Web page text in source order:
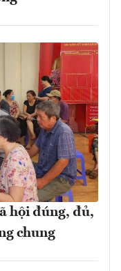
hội đúng, đủ,
chung